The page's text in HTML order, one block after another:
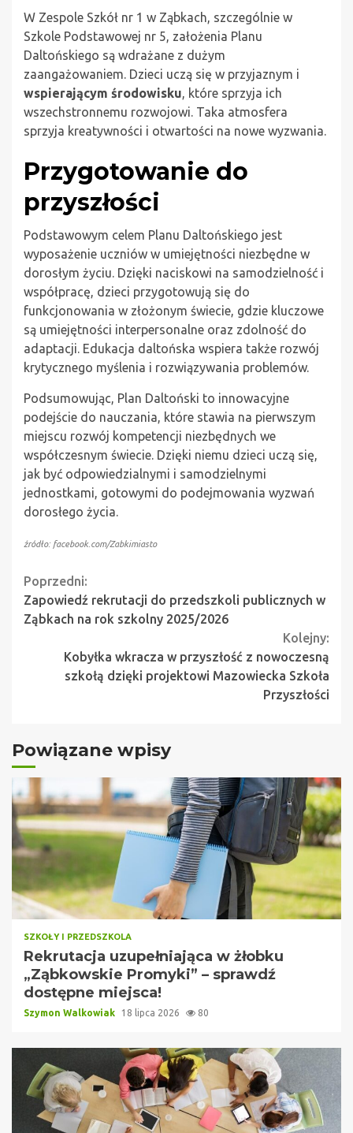
W Zespole Szkół nr 1 w Ząbkach, szczególnie w
Szkole Podstawowej nr 5, założenia Planu
Daltońskiego są wdrażane z dużym
zaangażowaniem. Dzieci uczą się w przyjaznym i
wspierającym środowisku, które sprzyja ich
wszechstronnemu rozwojowi. Taka atmosfera
sprzyja kreatywności i otwartości na nowe wyzwania.
Przygotowanie do
przyszłości
Podstawowym celem Planu Daltońskiego jest
wyposażenie uczniów w umiejętności niezbędne w
dorosłym życiu. Dzięki naciskowi na samodzielność i
współpracę, dzieci przygotowują się do
funkcjonowania w złożonym świecie, gdzie kluczowe
są umiejętności interpersonalne oraz zdolność do
adaptacji. Edukacja daltońska wspiera także rozwój
krytycznego myślenia i rozwiązywania problemów.
Podsumowując, Plan Daltoński to innowacyjne
podejście do nauczania, które stawia na pierwszym
miejscu rozwój kompetencji niezbędnych we
współczesnym świecie. Dzięki niemu dzieci uczą się,
jak być odpowiedzialnymi i samodzielnymi
jednostkami, gotowymi do podejmowania wyzwań
dorosłego życia.
źródło: facebook.com/Zabkimiasto
Continue
Reading
Poprzedni:
Zapowiedź rekrutacji do przedszkoli publicznych w
Ząbkach na rok szkolny 2025/2026
Kolejny:
Kobyłka wkracza w przyszłość z nowoczesną
szkołą dzięki projektowi Mazowiecka Szkoła
Przyszłości
Powiązane wpisy
SZKOŁY I PRZEDSZKOLA
Rekrutacja uzupełniająca w żłobku
„Ząbkowskie Promyki” – sprawdź
dostępne miejsca!
Szymon Walkowiak 18 lipca 2026 80